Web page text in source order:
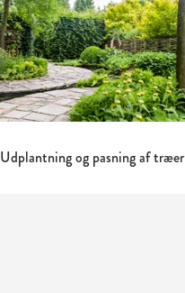
Udplantning og pasning af træer